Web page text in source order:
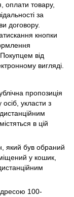
товару,
за
договору.
кнопки
від
вигляді.
пропозиція
укласти з
в цій
який був обраний
у кошик,
100-